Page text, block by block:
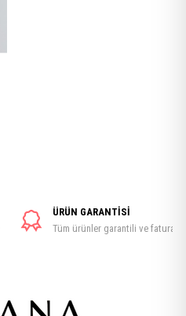
ÜRÜN GARANTİSİ
Tüm ürünler garantili ve faturalı